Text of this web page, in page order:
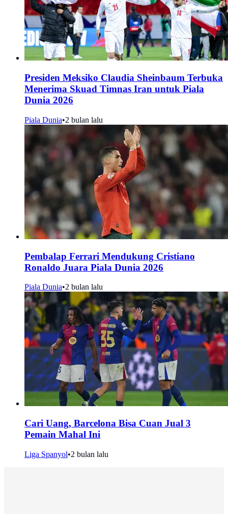
Presiden Meksiko Claudia Sheinbaum Terbuka
Menerima Skuad Timnas Iran untuk Piala
Dunia 2026
Piala Dunia•2 bulan lalu
Pembalap Ferrari Mendukung Cristiano
Ronaldo Juara Piala Dunia 2026
Piala Dunia•2 bulan lalu
Cari Uang, Barcelona Bisa Cuan Jual 3
Pemain Mahal Ini
Liga Spanyol•2 bulan lalu